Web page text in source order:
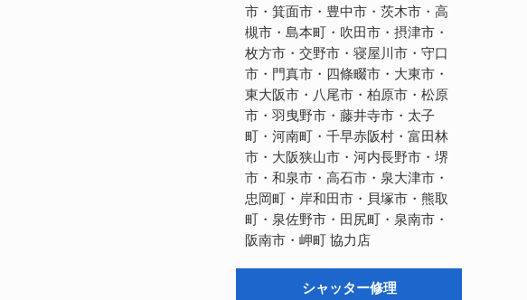
市・箕面市・豊中市・茨木市・高
槻市・島本町・吹田市・摂津市・
枚方市・交野市・寝屋川市・守口
市・門真市・四條畷市・大東市・
東大阪市・八尾市・柏原市・松原
市・羽曳野市・藤井寺市・太子
町・河南町・千早赤阪村・富田林
市・大阪狭山市・河内長野市・堺
市・和泉市・高石市・泉大津市・
忠岡町・岸和田市・貝塚市・熊取
町・泉佐野市・田尻町・泉南市・
阪南市・岬町 協力店
シャッター修理